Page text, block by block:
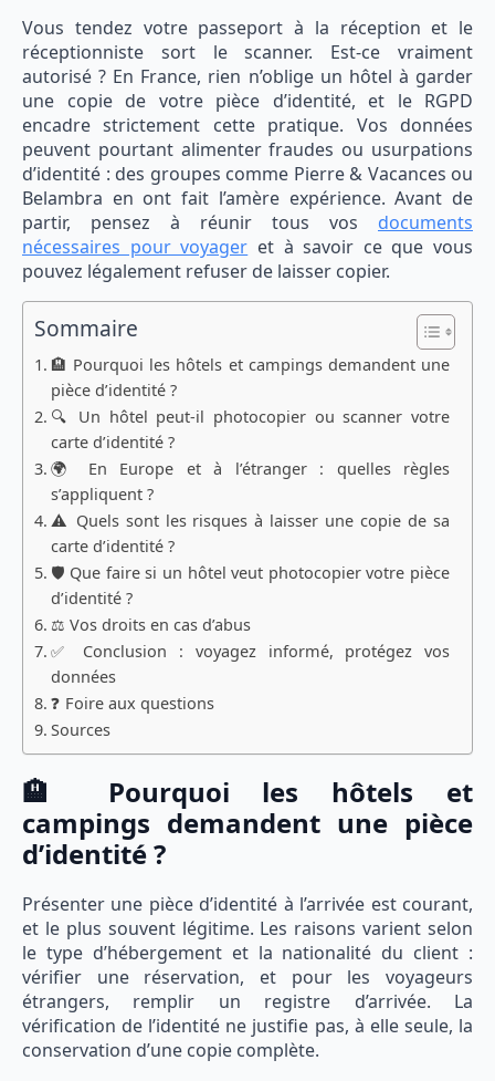
Vous tendez votre passeport à la réception et le
réceptionniste sort le scanner. Est-ce vraiment
autorisé ? En France, rien n’oblige un hôtel à garder
une copie de votre pièce d’identité, et le RGPD
encadre strictement cette pratique. Vos données
peuvent pourtant alimenter fraudes ou usurpations
d’identité : des groupes comme Pierre & Vacances ou
Belambra en ont fait l’amère expérience. Avant de
partir, pensez à réunir tous vos documents
nécessaires pour voyager et à savoir ce que vous
pouvez légalement refuser de laisser copier.
Sommaire
🏨 Pourquoi les hôtels et campings demandent une
pièce d’identité ?
🔍 Un hôtel peut-il photocopier ou scanner votre
carte d’identité ?
🌍 En Europe et à l’étranger : quelles règles
s’appliquent ?
⚠️ Quels sont les risques à laisser une copie de sa
carte d’identité ?
🛡️ Que faire si un hôtel veut photocopier votre pièce
d’identité ?
⚖️ Vos droits en cas d’abus
✅ Conclusion : voyagez informé, protégez vos
données
❓ Foire aux questions
Sources
🏨 Pourquoi les hôtels et
campings demandent une pièce
d’identité ?
Présenter une pièce d’identité à l’arrivée est courant,
et le plus souvent légitime. Les raisons varient selon
le type d’hébergement et la nationalité du client :
vérifier une réservation, et pour les voyageurs
étrangers, remplir un registre d’arrivée. La
vérification de l’identité ne justifie pas, à elle seule, la
conservation d’une copie complète.